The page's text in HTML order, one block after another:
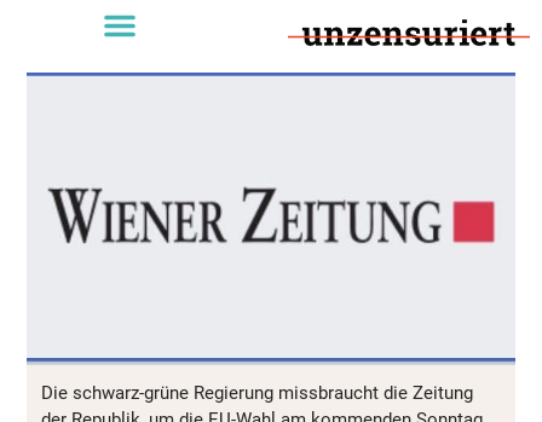
Die schwarz-grüne Regierung missbraucht die Zeitung